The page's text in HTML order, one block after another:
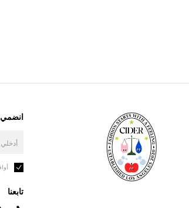
انضمي
تابعنا